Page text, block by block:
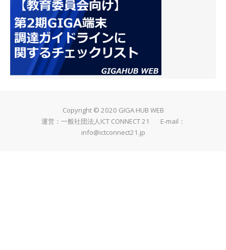
Copyright © 2020 GIGA HUB WEB
運営：一般社団法人ICT CONNECT 21 E-mail：
info@ictconnect21.jp